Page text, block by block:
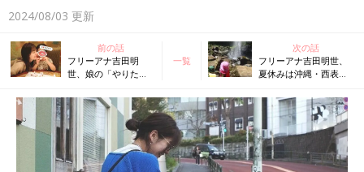
2024/08/03 更新
前の話
フリーアナ吉田明
世、娘の「やりた
と考え…わが家の
「おみそ汁づくり」
大作戦！
一覧
次の話
フリーアナ吉田明世、
夏休みは沖縄・西表島
かもしれない体験をさ
せてくれた子どもたち
に感謝！